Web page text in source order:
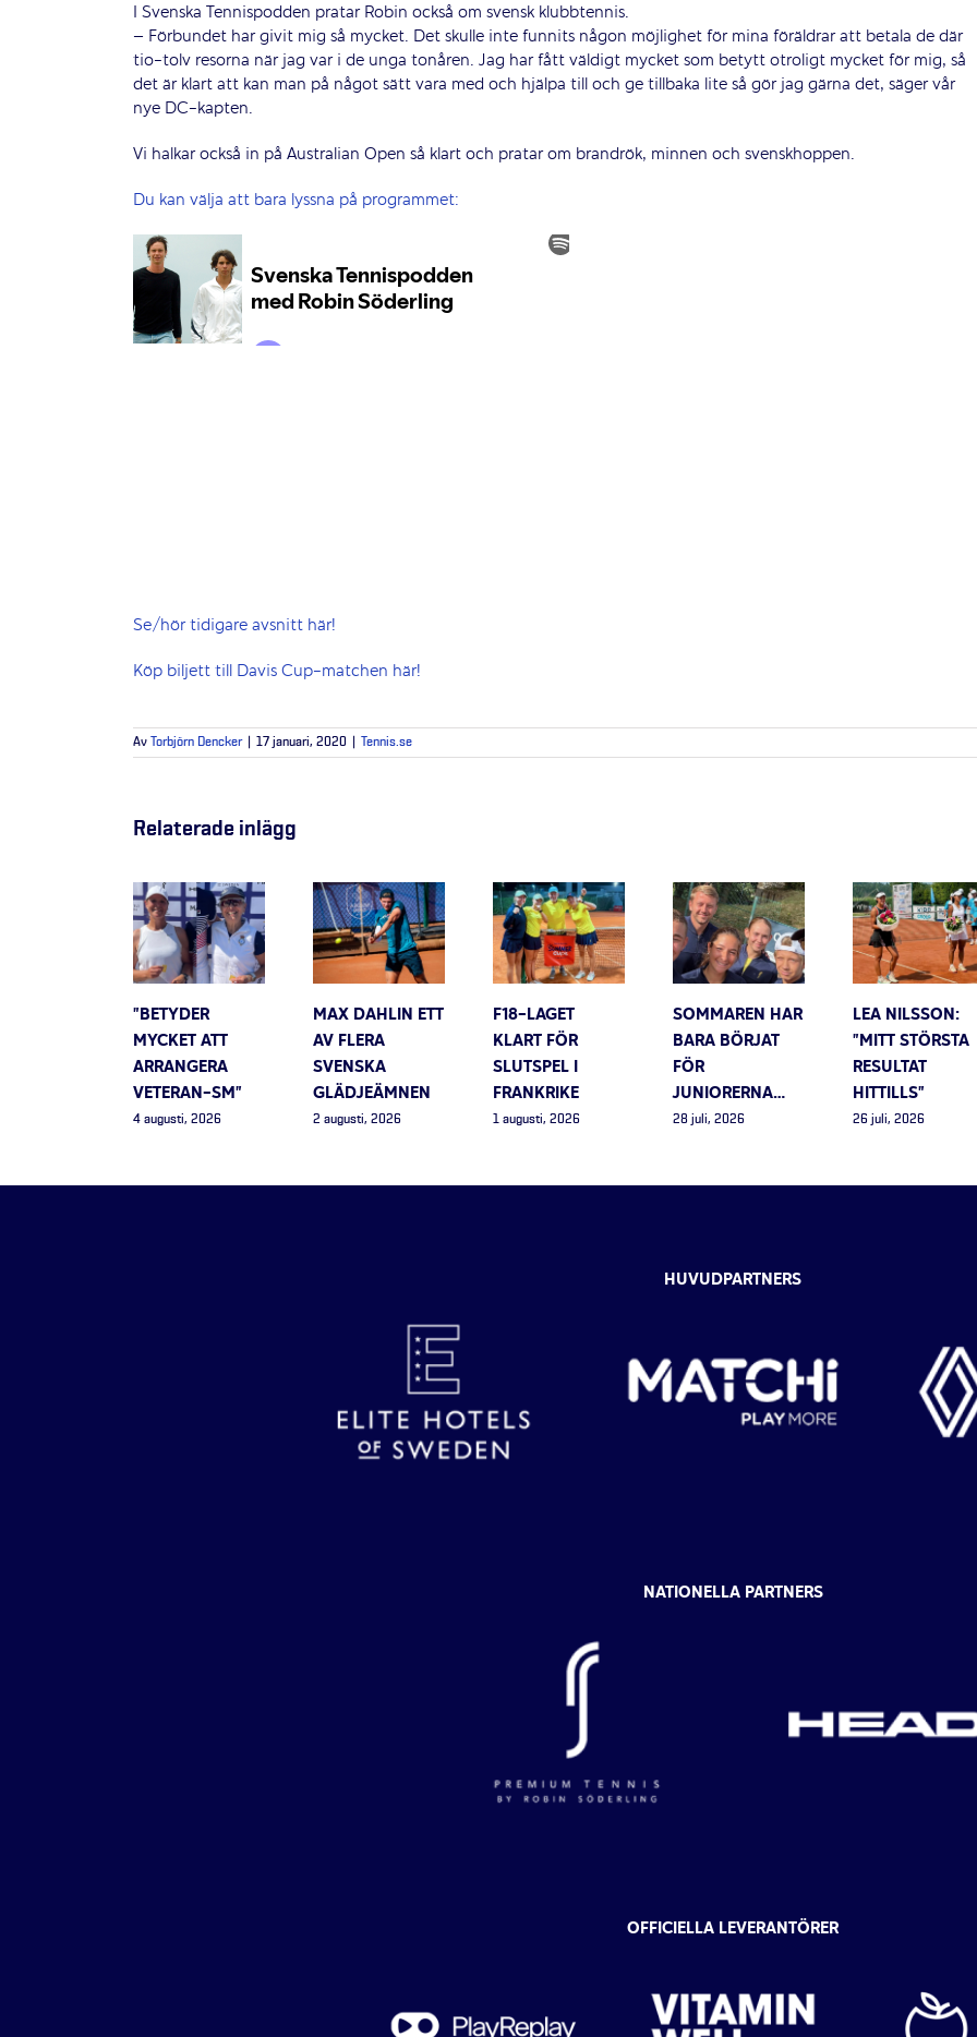
I Svenska Tennispodden pratar Robin också om svensk klubbtennis.
– Förbundet har givit mig så mycket. Det skulle inte funnits någon möjlighet för mina föräldrar att betala de där
tio-tolv resorna när jag var i de unga tonåren. Jag har fått väldigt mycket som betytt otroligt mycket för mig, så
det är klart att kan man på något sätt vara med och hjälpa till och ge tillbaka lite så gör jag gärna det, säger vår
nye DC-kapten.
Vi halkar också in på Australian Open så klart och pratar om brandrök, minnen och svenskhoppen.
Du kan välja att bara lyssna på programmet:
Se/hör tidigare avsnitt här!
Köp biljett till Davis Cup-matchen här!
Av Torbjörn Dencker 17 januari, 2020 Tennis.se
Relaterade inlägg
”BETYDER
MYCKET ATT
ARRANGERA
VETERAN-SM”
4 augusti, 2026
MAX DAHLIN ETT
AV FLERA
SVENSKA
GLÄDJEÄMNEN
2 augusti, 2026
F18-LAGET
KLART FÖR
SLUTSPEL I
FRANKRIKE
1 augusti, 2026
SOMMAREN HAR
BARA BÖRJAT
FÖR
JUNIORERNA…
28 juli, 2026
LEA NILSSON:
”MITT STÖRSTA
RESULTAT
HITTILLS”
26 juli, 2026
HUVUDPARTNERS
NATIONELLA PARTNERS
OFFICIELLA LEVERANTÖRER